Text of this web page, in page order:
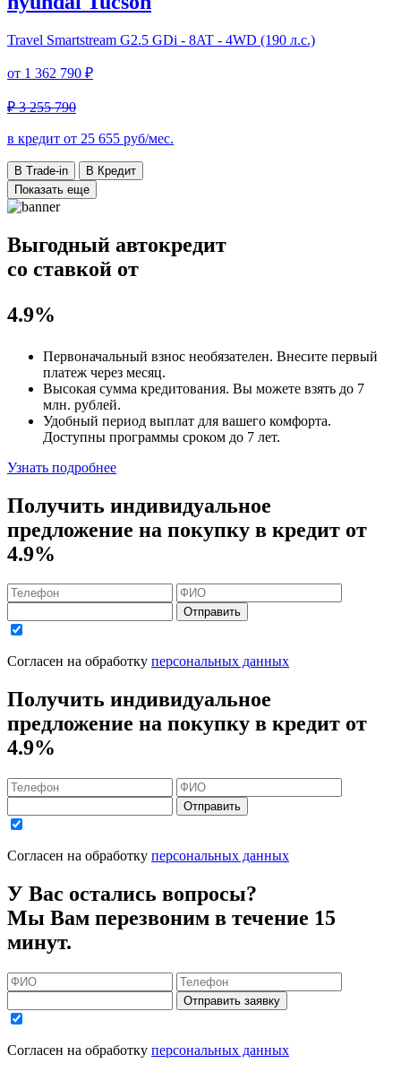
Travel Smartstream G2.5 GDi - 8AT - 4WD (190 л.с.)
от 1 362 790 ₽
₽ 3 255 790
в кредит от 25 655 руб/мес.
В Trade-in
В Кредит
Показать еще
Выгодный автокредит
со ставкой от
4.9%
Первоначальный взнос необязателен. Внесите первый
платеж через месяц.
Высокая сумма кредитования. Вы можете взять до 7
млн. рублей.
Удобный период выплат для вашего комфорта.
Доступны программы сроком до 7 лет.
Узнать подробнее
Получить индивидуальное
предложение на покупку в кредит от
4.9%
Отправить
Согласен на обработку персональных данных
Получить индивидуальное
предложение на покупку в кредит от
4.9%
Отправить
Согласен на обработку персональных данных
У Вас остались вопросы?
Мы Вам перезвоним в течение 15
минут.
Отправить заявку
Согласен на обработку персональных данных